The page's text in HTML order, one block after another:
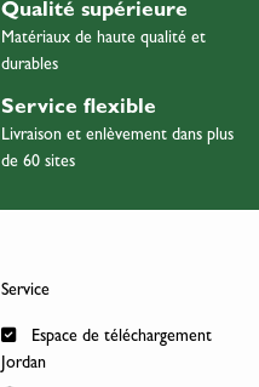
Qualité supérieure
Matériaux de haute qualité et
durables
Service flexible
Livraison et enlèvement dans plus
de 60 sites
Service
Espace de téléchargement
Jordan